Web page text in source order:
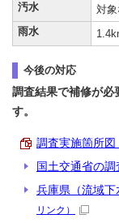
汚水
対象
雨水
今後の対応
調査結果で補修が必
す。
調査実施箇所図
国土交通省の調
兵庫県（流域下
リンク）